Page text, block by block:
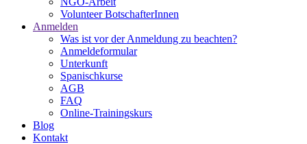
Volunteer BotschafterInnen
Anmelden
Was ist vor der Anmeldung zu beachten?
Anmeldeformular
Unterkunft
Spanischkurse
AGB
FAQ
Online-Trainingskurs
Blog
Kontakt